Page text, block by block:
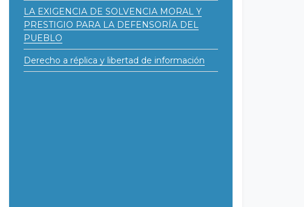
LA EXIGENCIA DE SOLVENCIA MORAL Y
PRESTIGIO PARA LA DEFENSORÍA DEL
PUEBLO
Derecho a réplica y libertad de información